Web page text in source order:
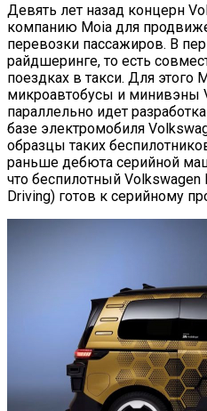
Девять лет назад концерн
компанию Moia для
перевозки пассажиров. В
райдшеринге, то есть
поездках в такси. Для этого
микроавтобусы и минивэны
параллельно идет
базе электромобиля
образцы таких
раньше дебюта серийной
что беспилотный Volkswagen
Driving) готов к серийному